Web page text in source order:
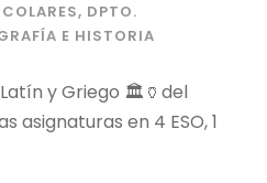
, DPTO.
E HISTORIA
y Griego 🏛️🏺del
asignaturas en 4 ESO, 1